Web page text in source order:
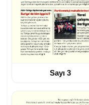
Sayı 3